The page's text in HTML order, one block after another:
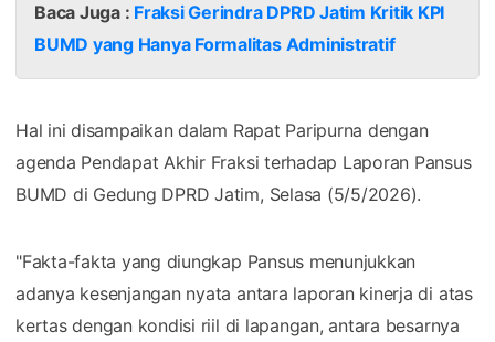
Baca Juga : Fraksi Gerindra DPRD Jatim Kritik KPI
BUMD yang Hanya Formalitas Administratif
Hal ini disampaikan dalam Rapat Paripurna dengan
agenda Pendapat Akhir Fraksi terhadap Laporan Pansus
BUMD di Gedung DPRD Jatim, Selasa (5/5/2026).
"Fakta-fakta yang diungkap Pansus menunjukkan
adanya kesenjangan nyata antara laporan kinerja di atas
kertas dengan kondisi riil di lapangan, antara besarnya